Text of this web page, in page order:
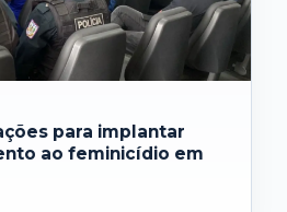
para implantar
ao feminicídio em